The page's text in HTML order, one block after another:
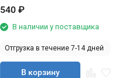
540 ₽
В наличии у поставщика
Отгрузка в течение 7-14 дней
В корзину